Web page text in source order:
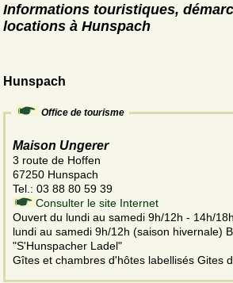
Informations touristiques,
locations à Hunspach
Hunspach
Office de tourisme
Maison Ungerer
3 route de Hoffen
67250 Hunspach
Tel.: 03 88 80 59 39
Consulter le site Internet
Ouvert du lundi au samedi 9h/12h - 14h/
lundi au samedi 9h/12h (saison hivernale)
"S'Hunspacher Ladel"
Gîtes et chambres d'hôtes labellisés Gites